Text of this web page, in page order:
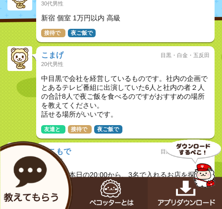
30代男性
新宿 個室 1万円以内 高級
接待で 夜ご飯で
こまげ
20代男性
目黒・白金・五反田
中目黒で会社を経営しているものです。社内の企画で
とあるテレビ番組に出演していた6人と社内の者２人
の合計8人で夜ご飯を食べるのですがおすすめの場所
を教えてください。
話せる場所がいいです。
友達と 接待で 夜ご飯で
ここもで
20代男性
目黒・白金・五反田
五反田で本日の20:00から、3名で入れるお店を探して
います。
接待、予算は1人5000円前後くらいの個室でなくても
良いですが、周りがあまりうるさくない飲み屋を希望